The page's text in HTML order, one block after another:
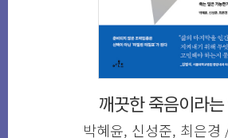
깨끗한 죽음이라
박혜윤, 신성준, 최은경